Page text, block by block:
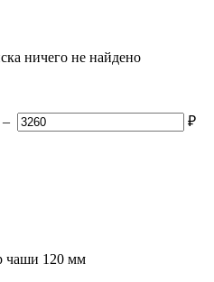
ничего не найдено
– ₽
чаши 120 мм